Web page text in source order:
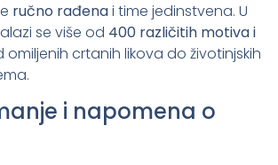
ručno rađenai time jedinstvena. U
se više od 400 različitih motiva i
crtanih likova do životinjskih
i napomena o